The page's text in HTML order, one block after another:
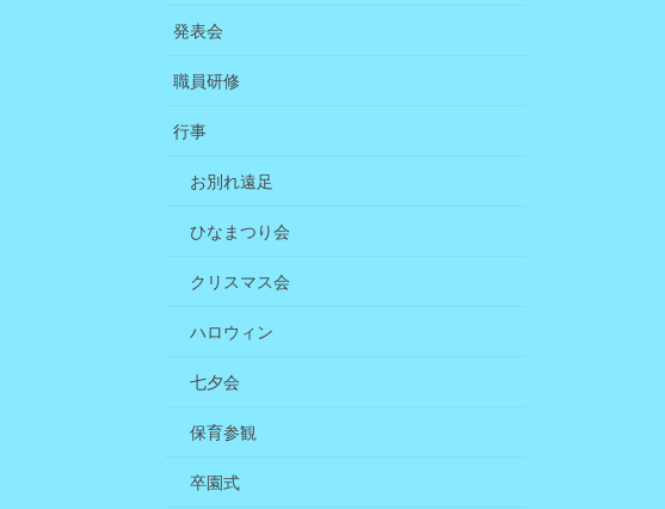
発表会
職員研修
行事
お別れ遠足
ひなまつり会
クリスマス会
ハロウィン
七夕会
保育参観
卒園式